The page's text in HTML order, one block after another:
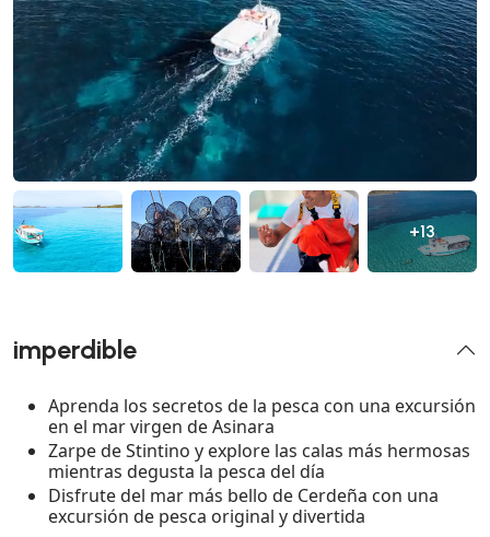
+13
imperdible
Aprenda los secretos de la pesca con una excursión
en el mar virgen de Asinara
Zarpe de Stintino y explore las calas más hermosas
mientras degusta la pesca del día
Disfrute del mar más bello de Cerdeña con una
excursión de pesca original y divertida